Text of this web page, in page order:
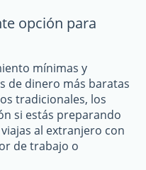
opción para
mínimas y
de dinero más baratas
tradicionales, los
si estás preparando
al extranjero con
de trabajo o